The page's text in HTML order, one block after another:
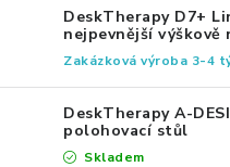
ERGONOMICKÉ
BEDERNÍ A KRČNÍ OPĚRKY
PODLOŽKY POD NOHY
DeskTherapy D7+
nejpevnější
Zakázková výroba 3-4
DeskTherapy A-
polohovací stůl
Skladem